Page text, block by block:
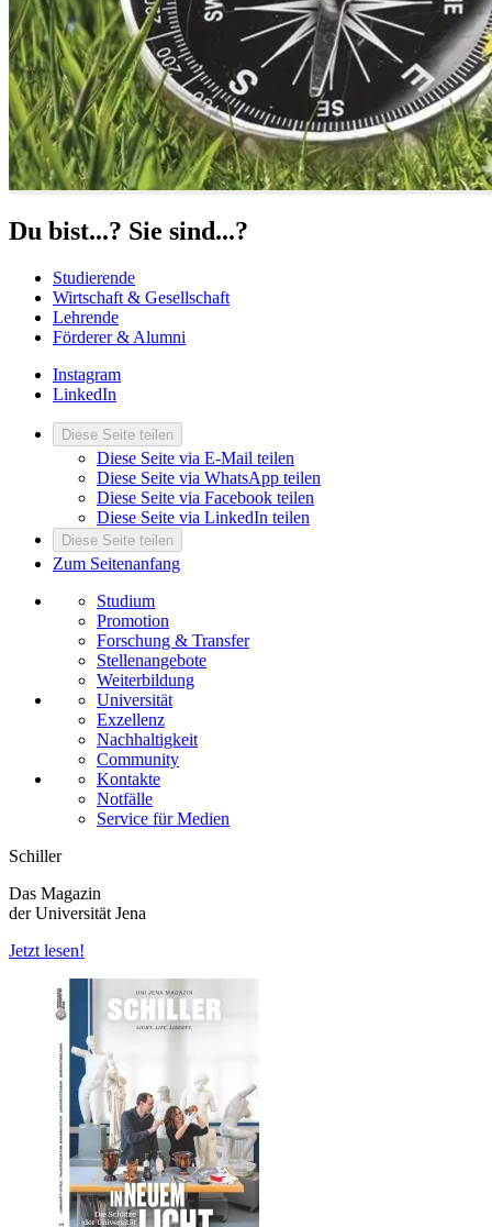
Du bist...? Sie sind...?
Studierende
Wirtschaft & Gesellschaft
Lehrende
Förderer & Alumni
Instagram
LinkedIn
Diese Seite teilen
Diese Seite via E-Mail teilen
Diese Seite via WhatsApp teilen
Diese Seite via Facebook teilen
Diese Seite via LinkedIn teilen
Diese Seite teilen
Zum Seitenanfang
Studium
Promotion
Forschung & Transfer
Stellenangebote
Weiterbildung
Universität
Exzellenz
Nachhaltigkeit
Community
Kontakte
Notfälle
Service für Medien
Schiller
Das Magazin
der Universität Jena
Jetzt lesen!